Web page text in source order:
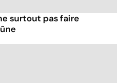
surtout pas faire